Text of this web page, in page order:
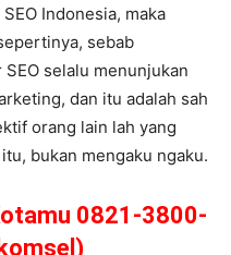
Indonesia, maka
sebab
selalu menunjukan
dan itu adalah sah
orang lain lah yang
bukan mengaku ngaku.
0821-3800-